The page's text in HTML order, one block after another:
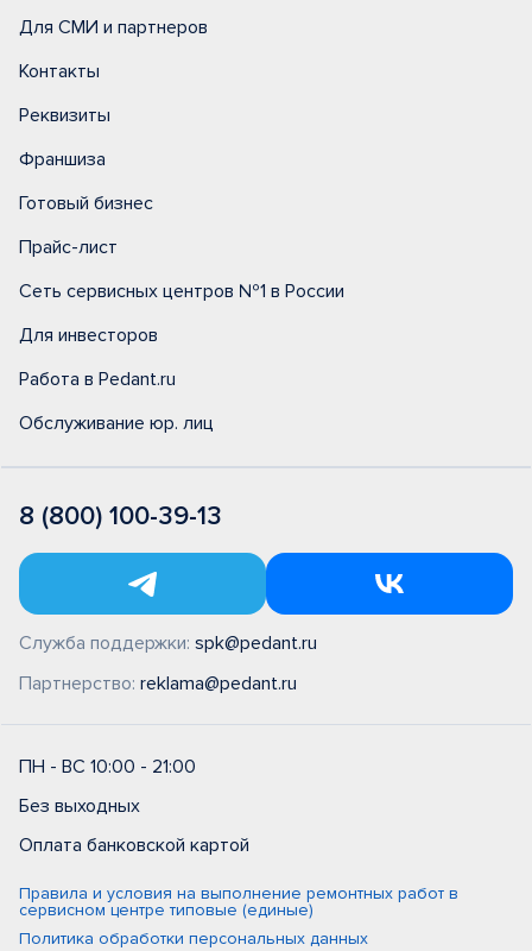
Для СМИ и партнеров
Контакты
Реквизиты
Франшиза
Готовый бизнес
Прайс-лист
Сеть сервисных центров №1 в России
Для инвесторов
Работа в Pedant.ru
Обслуживание юр. лиц
8 (800) 100-39-13
Служба поддержки: spk@pedant.ru
Партнерство: reklama@pedant.ru
ПН - ВС 10:00 - 21:00
Без выходных
Оплата банковской картой
Правила и условия на выполнение ремонтных работ в
сервисном центре типовые (единые)
Политика обработки персональных данных